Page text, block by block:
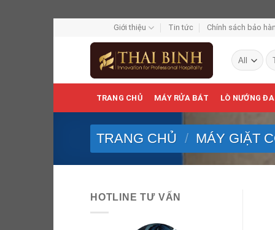
Giới thiệu Tin tức Chính sách bảo
TRANG CHỦ MÁY RỬA BÁT LÒ NƯỚNG
TRANG CHỦ / MÁY GIẶT
HOTLINE TƯ VẤN